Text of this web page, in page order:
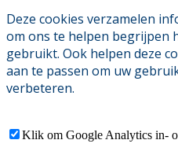
Deze cookies verzamelen
om ons te helpen begrijpen
gebruikt. Ook helpen deze
aan te passen om uw
verbeteren.
Klik om Google Analytics in-